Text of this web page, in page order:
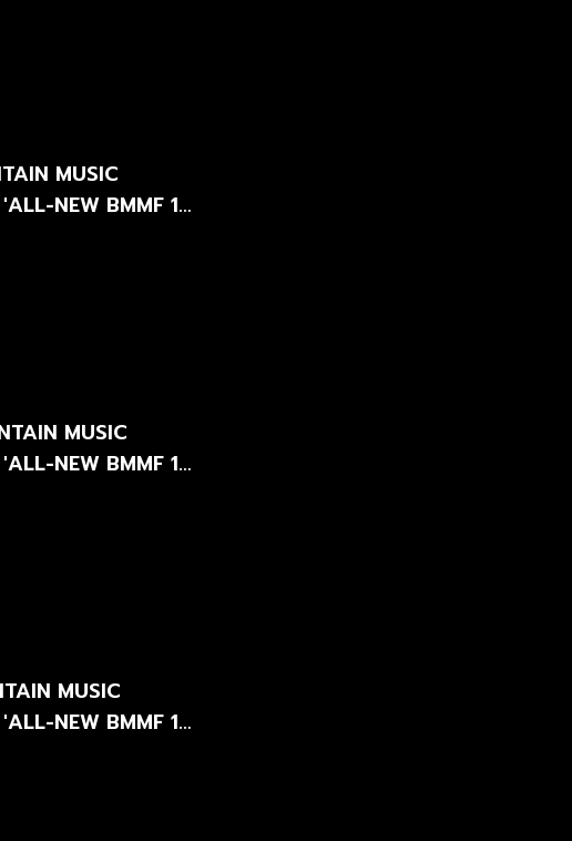
MUSIC
NEW BMMF 12
MUSIC
NEW BMMF 12
MUSIC
NEW BMMF 12